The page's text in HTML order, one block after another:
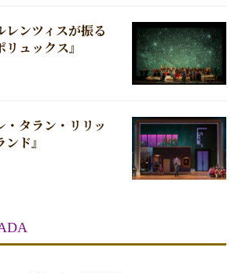
レンツィスが振る
リュックス』
・タラン・リリッ
ド』